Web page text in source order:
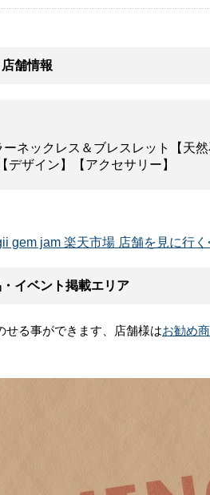
舗情報
ネックレス＆ブレスレット【天
デザイン】【アクセサリー】
gem jam 楽天市場 店舗を見に行く
イベント掲載エリア
せる事ができます、店舗様はお勧め